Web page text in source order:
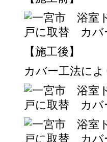
【施工後】
カバー工法に